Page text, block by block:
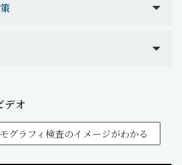
デオ
グラフィ検査のイメージがわかる